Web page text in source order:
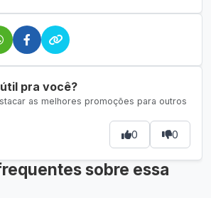
pra você?
as melhores promoções para outros
0 0
sobre essa